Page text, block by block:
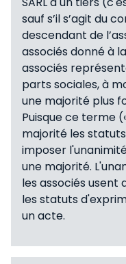
sauf s’il s’agit du
descendant de
associés donné à
associés
parts sociales, à
une majorité plus
Puisque ce terme
majorité les
imposer
une majorité.
les associés usent
les statuts
un acte.